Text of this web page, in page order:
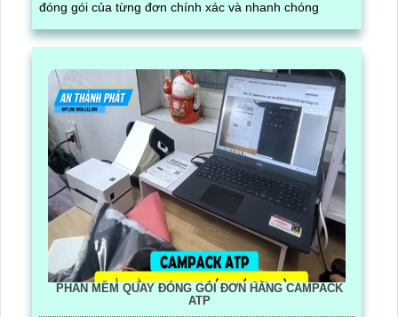
đóng gói của từng đơn chính xác và nhanh chóng
PHẦN MỀM QUAY ĐÓNG GÓI ĐƠN HÀNG CAMPACK
ATP